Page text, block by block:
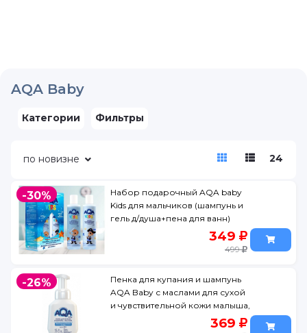
AQA Baby
Категории Фильтры
по новизне 24
-30%
Набор подарочный AQA baby
Kids для мальчиков (шампунь и
гель д/душа+пена для ванн)
349
499
-26%
Пенка для купания и шампунь
AQA Baby с маслами для сухой
и чувствительной кожи малыша,
369